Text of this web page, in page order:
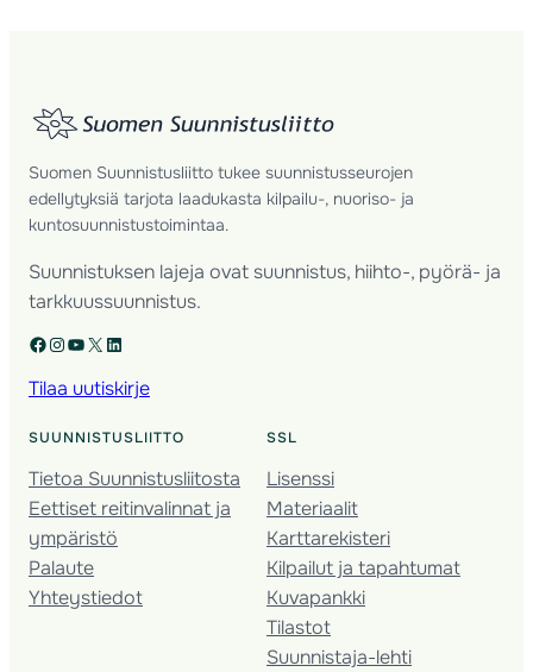
Suomen Suunnistusliitto tukee suunnistusseurojen
edellytyksiä tarjota laadukasta kilpailu-, nuoriso- ja
kuntosuunnistustoimintaa.
Suunnistuksen lajeja ovat suunnistus, hiihto-, pyörä- ja
tarkkuussuunnistus.
Facebook Instagram YouTube X LinkedIn
Tilaa uutiskirje
SUUNNISTUSLIITTO
Tietoa Suunnistusliitosta
Eettiset reitinvalinnat ja
ympäristö
Palaute
Yhteystiedot
SSL
Lisenssi
Materiaalit
Karttarekisteri
Kilpailut ja tapahtumat
Kuvapankki
Tilastot
Suunnistaja-lehti